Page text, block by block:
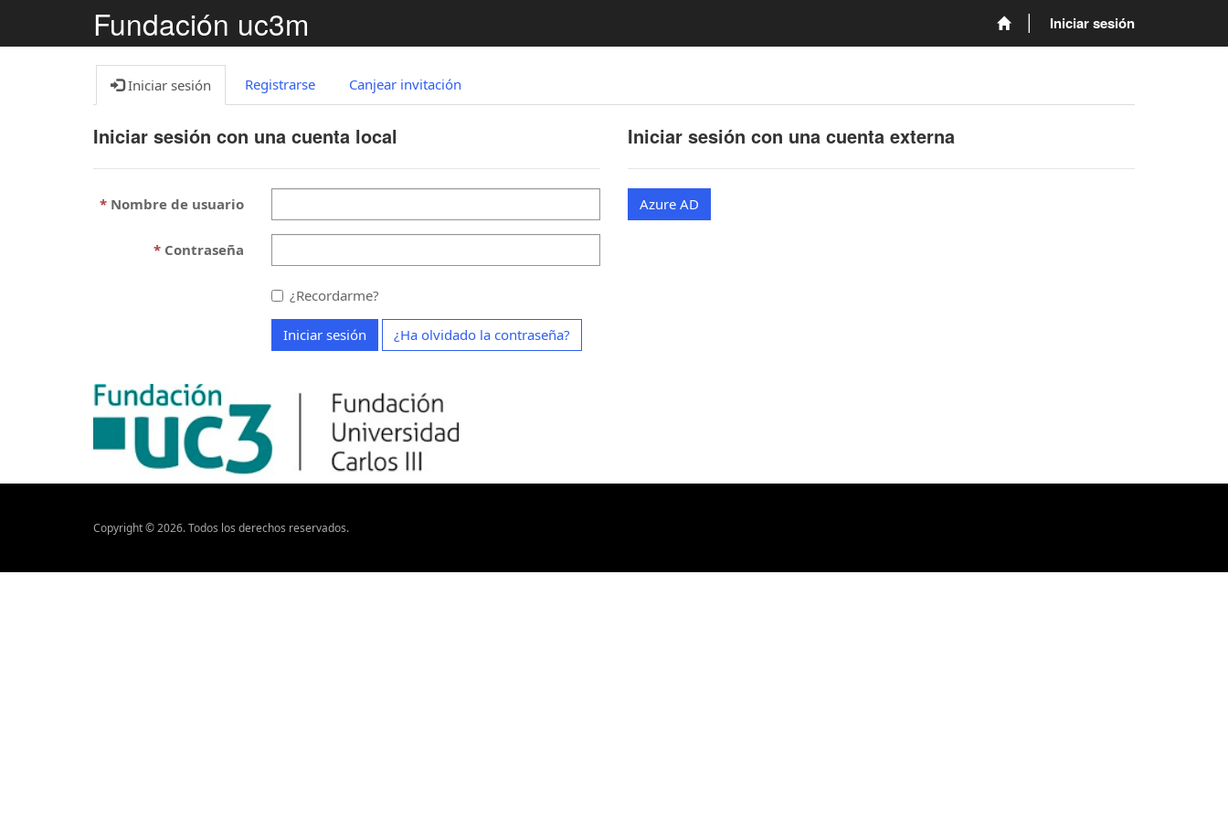
Fundación uc3m Iniciar sesión
Iniciar sesión Registrarse Canjear invitación
Iniciar sesión con una cuenta local
Nombre de usuario
Contraseña
¿Recordarme?
Iniciar sesión ¿Ha olvidado la contraseña?
Iniciar sesión con una cuenta externa
Azure AD
Copyright ©2026. Todos los derechos reservados.